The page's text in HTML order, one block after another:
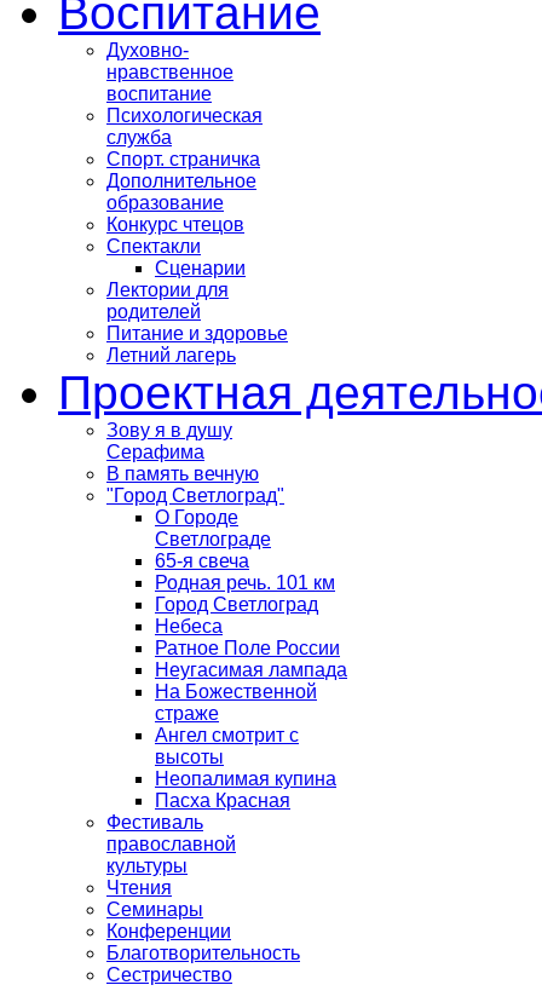
Воспитание
Духовно-
нравственное
воспитание
Психологическая
служба
Спорт. страничка
Дополнительное
образование
Конкурс чтецов
Спектакли
Сценарии
Лектории для
родителей
Питание и здоровье
Летний лагерь
Проектная
Зову я в душу
Серафима
В память вечную
"Город Светлоград"
О Городе
Светлограде
65-я свеча
Родная речь. 101 км
Город Светлоград
Небеса
Ратное Поле России
Неугасимая лампада
На Божественной
страже
Ангел смотрит с
высоты
Неопалимая купина
Пасха Красная
Фестиваль
православной
культуры
Чтения
Семинары
Конференции
Благотворительность
Сестричество